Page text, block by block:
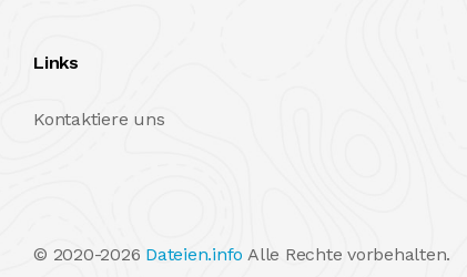
Links
Kontaktiere uns
© 2020-2026 Dateien.info Alle Rechte vorbehalten.